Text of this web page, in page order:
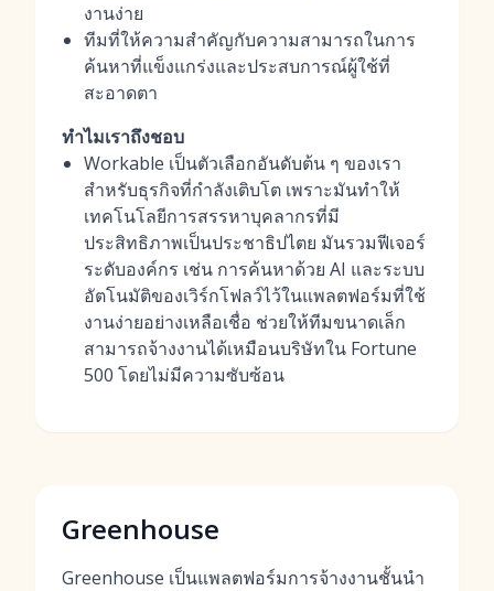
งานง่าย
ทีมที่ให้ความสำคัญกับความสามารถในการ
ค้นหาที่แข็งแกร่งและประสบการณ์ผู้ใช้ที่
สะอาดตา
ทำไมเราถึงชอบ
Workable เป็นตัวเลือกอันดับต้น ๆ ของเรา
สำหรับธุรกิจที่กำลังเติบโต เพราะมันทำให้
เทคโนโลยีการสรรหาบุคลากรที่มี
ประสิทธิภาพเป็นประชาธิปไตย มันรวมฟีเจอร์
ระดับองค์กร เช่น การค้นหาด้วย AI และระบบ
อัตโนมัติของเวิร์กโฟลว์ไว้ในแพลตฟอร์มที่ใช้
งานง่ายอย่างเหลือเชื่อ ช่วยให้ทีมขนาดเล็ก
สามารถจ้างงานได้เหมือนบริษัทใน Fortune
500 โดยไม่มีความซับซ้อน
Greenhouse
Greenhouse เป็นแพลตฟอร์มการจ้างงานชั้นนำ